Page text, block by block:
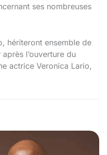
ses nombreuses
hériteront ensemble de
l’ouverture du
actrice Veronica Lario,